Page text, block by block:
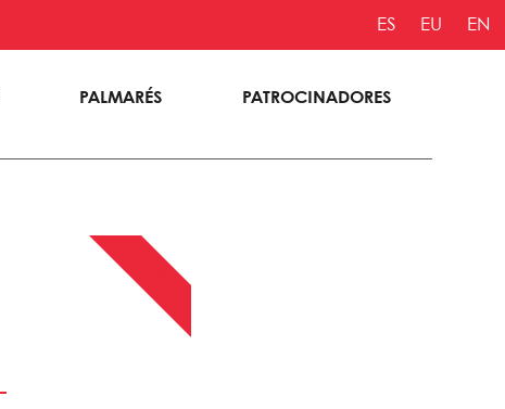
ES EU EN
PALMARÉS PATROCINADORES
13 ABRIL